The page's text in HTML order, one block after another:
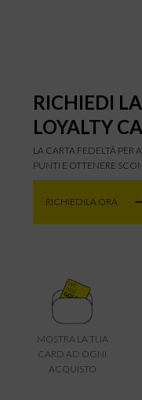
RICHIEDI
LOYALTY
LA CARTA FEDELTÀ PER
PUNTI E OTTENERE
RICHIEDILA ORA
MOSTRA LA TUA
CARD AD OGNI
ACQUISTO